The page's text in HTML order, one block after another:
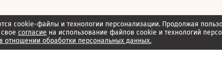
cookie-файлы и технологии персонализации. Продолжая
согласие на использование файлов cookie и технологий
отношении обработки персональных данных.